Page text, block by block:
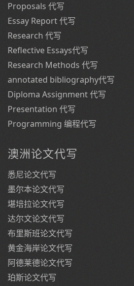
Proposals 代写
Essay Report 代写
Research 代写
Reflective Essays代写
Research Methods 代写
annotated bibliography代写
Diploma Assignment 代写
Presentation 代写
Programming 编程代写
澳洲论文代写
悉尼论文代写
墨尔本论文代写
堪培拉论文代写
达尔文论文代写
布里斯班论文代写
黄金海岸论文代写
阿德莱德论文代写
珀斯论文代写